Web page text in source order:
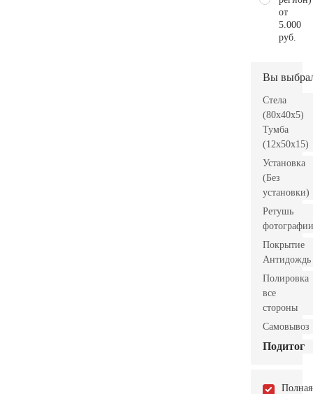
от
5.000
руб.
Вы
Стела
(80x40x5)
Тумба
(12x50x15)
Установка
(Без
установки)
Ретушь
фотографии
Покрытие
Антидождь
Полировка
все
стороны
Самовывоз
Подитог
Полная